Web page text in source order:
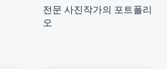
전문 사진작가의 포트폴리
오